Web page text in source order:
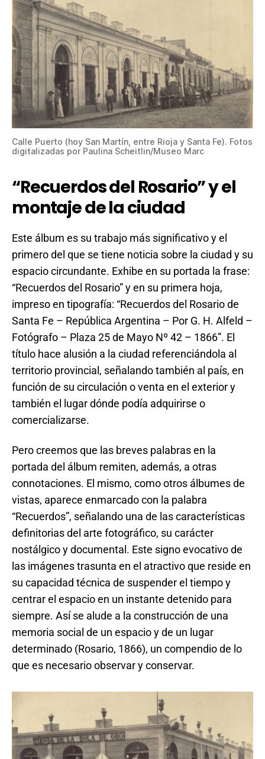
Calle Puerto (hoy San Martín, entre Rioja y Santa Fe). Fotos
digitalizadas por Paulina Scheitlin/Museo Marc
“Recuerdos del Rosario” y el
montaje de la ciudad
Este álbum es su trabajo más significativo y el
primero del que se tiene noticia sobre la ciudad y su
espacio circundante. Exhibe en su portada la frase:
“Recuerdos del Rosario” y en su primera hoja,
impreso en tipografía: “Recuerdos del Rosario de
Santa Fe – República Argentina – Por G. H. Alfeld –
Fotógrafo – Plaza 25 de Mayo Nº 42 – 1866”. El
título hace alusión a la ciudad referenciándola al
territorio provincial, señalando también al país, en
función de su circulación o venta en el exterior y
también el lugar dónde podía adquirirse o
comercializarse.
Pero creemos que las breves palabras en la
portada del álbum remiten, además, a otras
connotaciones. El mismo, como otros álbumes de
vistas, aparece enmarcado con la palabra
“Recuerdos”, señalando una de las características
definitorias del arte fotográfico, su carácter
nostálgico y documental. Este signo evocativo de
las imágenes trasunta en el atractivo que reside en
su capacidad técnica de suspender el tiempo y
centrar el espacio en un instante detenido para
siempre. Así se alude a la construcción de una
memoria social de un espacio y de un lugar
determinado (Rosario, 1866), un compendio de lo
que es necesario observar y conservar.